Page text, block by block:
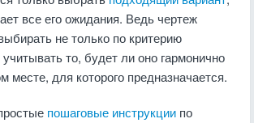
все его ожидания. Ведь чертеж
не только по критерию
то, будет ли оно гармонично
месте, для которого предназначается.
пошаговые инструкции по